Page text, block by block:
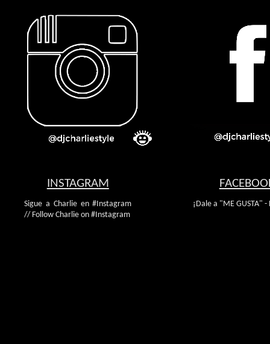
INSTAGRAM
Sigue a Charlie en #Instagram
// Follow Charlie on #Instagram
¡Dale a "ME GUSTA" -